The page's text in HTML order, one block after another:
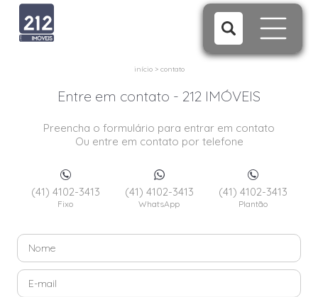
início> contato
Entre em contato - 212 IMÓVEIS
Preencha o formulário para entrar em contato
Ou entre em contato por telefone
(41) 4102-3413
Fixo
(41) 4102-3413
WhatsApp
(41) 4102-3413
Plantão